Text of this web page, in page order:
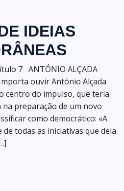
IDEIAS
7 ANTÓNIO ALÇADA
ouvir António Alçada
centro do impulso, que teria
preparação de um novo
como democrático: «A
todas as iniciativas que dela